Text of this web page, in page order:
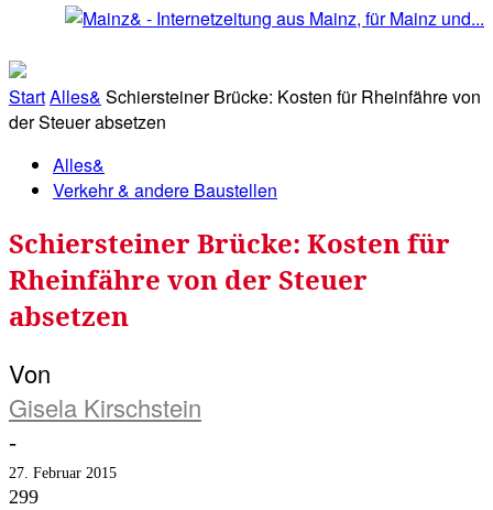
StartAlles& Schiersteiner Brücke: Kosten für Rheinfähre von
der Steuer absetzen
Alles&
Verkehr & andere Baustellen
Schiersteiner Brücke: Kosten für
Rheinfähre von der Steuer
absetzen
Von
Gisela Kirschstein
-
27. Februar 2015
299